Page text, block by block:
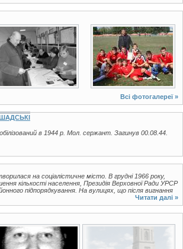
4 фото 3 фото
Всі фотогалереї »
в 1944 р. Мол. сержант. Загинув 00.08.44.
на соціалістичне місто. В грудні 1966 року,
кількості населення, Президія Верховної Ради УРСР
підпорядкування. На вулицях, що після вигнання
Читати далі »